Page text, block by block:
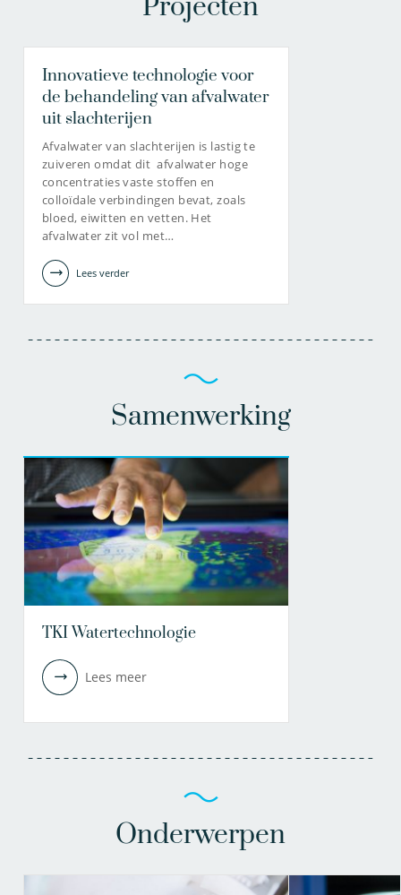
Projecten
Innovatieve technologie voor
de behandeling van afvalwater
uit slachterijen
Afvalwater van slachterijen is lastig te
zuiveren omdat dit afvalwater hoge
concentraties vaste stoffen en
colloïdale verbindingen bevat, zoals
bloed, eiwitten en vetten. Het
afvalwater zit vol met…
Lees verder
Samenwerking
TKI Watertechnologie
Lees meer
Onderwerpen